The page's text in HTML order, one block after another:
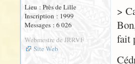
Lieu : Près de Lille
Inscription : 1999
Messages : 6 026
Webmestre de JRRVF
Site Web
>
fait